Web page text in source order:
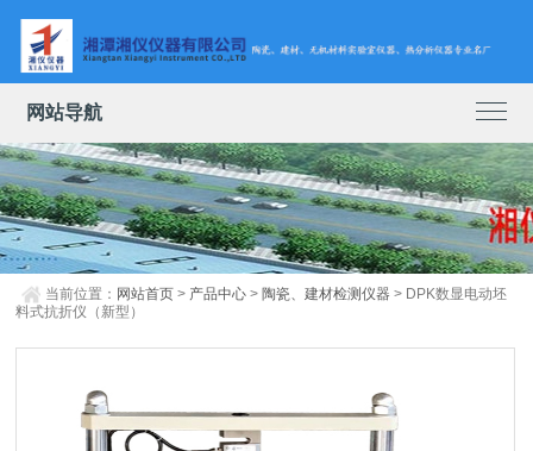
网站导航
当前位置： 网站首页 > 产品中心 > 陶瓷、建材检测仪器 > DPK数显电动坯
料式抗折仪（新型）